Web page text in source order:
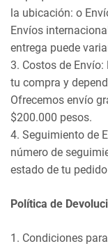
la ubicación: o
Envíos
entrega puede
3. Costos de
tu compra y
Ofrecemos envío
$200.000 pesos.
4. Seguimiento de
número de
estado de tu
Política de
1. Condiciones